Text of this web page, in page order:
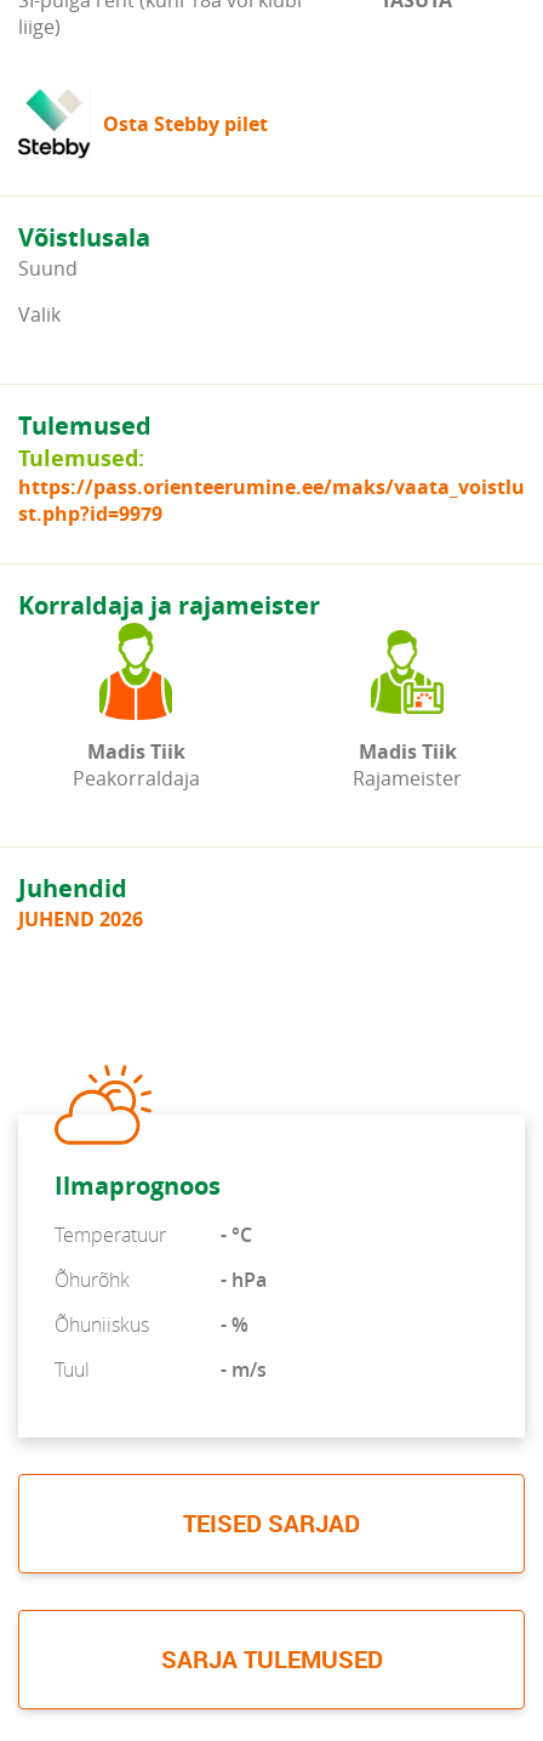
liige)
Osta Stebby pilet
Võistlusala
Suund
Valik
Tulemused
Tulemused:
https://pass.orienteerumine.ee/maks/vaata_voistlu
st.php?id=9979
Korraldaja ja rajameister
Madis Tiik
Peakorraldaja
Madis Tiik
Rajameister
Juhendid
JUHEND 2026
Ilmaprognoos
Temperatuur
- °C
Õhurõhk
- hPa
Õhuniiskus
- %
Tuul
- m/s
TEISED SARJAD
SARJA TULEMUSED